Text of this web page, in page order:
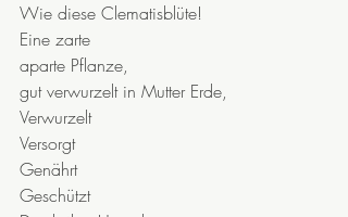
Wie diese Clematisblüte!
Eine zarte
aparte Pflanze,
gut verwurzelt in Mutter Erde,
Verwurzelt
Versorgt
Genährt
Geschützt